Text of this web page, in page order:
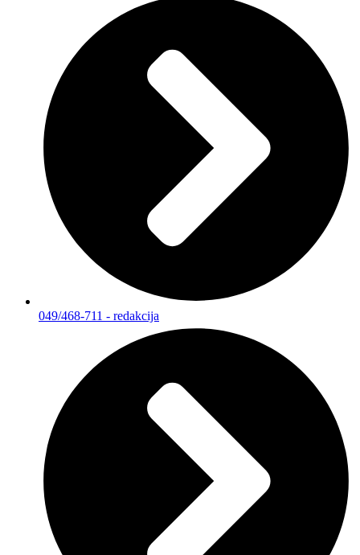
049/468-711 - redakcija